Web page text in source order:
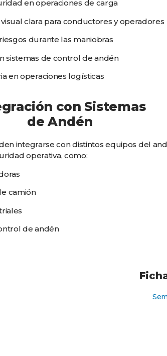
en operaciones de carga
clara para conductores y operadores
durante las maniobras
sistemas de control de andén
en operaciones logísticas
con Sistemas
de Andén
integrarse con distintos equipos del
operativa, como:
camión
de andén